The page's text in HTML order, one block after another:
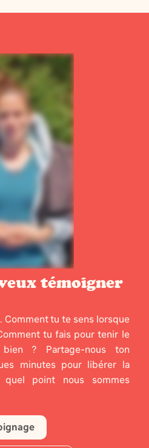
témoigner
Comment tu te sens lorsque
tu fais pour tenir le
? Partage-nous ton
minutes pour libérer la
point nous sommes